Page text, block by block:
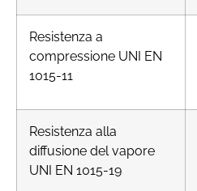
Resistenza a
compressione UNI EN
1015-11
Resistenza alla
diffusione del vapore
UNI EN 1015-19